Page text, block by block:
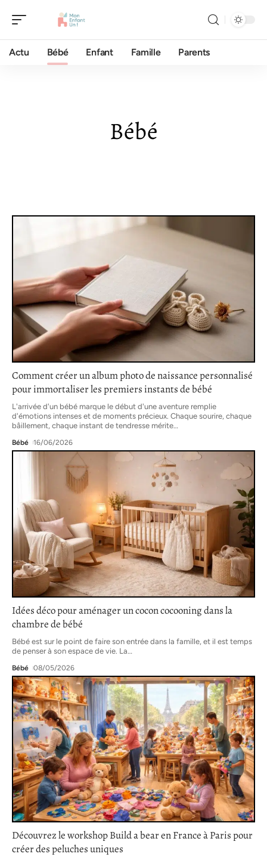
Actu Bébé Enfant Famille Parents
Bébé
Comment créer un album photo de naissance personnalisé
pour immortaliser les premiers instants de bébé
L'arrivée d'un bébé marque le début d'une aventure remplie
d'émotions intenses et de moments précieux. Chaque sourire, chaque
bâillement, chaque instant de tendresse mérite
Bébé 16/06/2026
Idées déco pour aménager un cocon cocooning dans la
chambre de bébé
Bébé est sur le point de faire son entrée dans la famille, et il est temps
de penser à son espace de vie. La
Bébé 08/05/2026
Découvrez le workshop Build a bear en France à Paris pour
créer des peluches uniques